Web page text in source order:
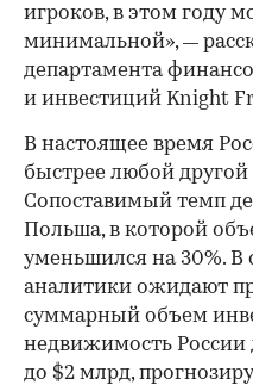
игроков, в этом году
минимальной», —
департамента
и инвестиций Knight
В настоящее время
быстрее любой
Сопоставимый темп
Польша, в которой
уменьшился на 30%. В
аналитики ожидают
суммарный объем
недвижимость России
до $2 млрд,